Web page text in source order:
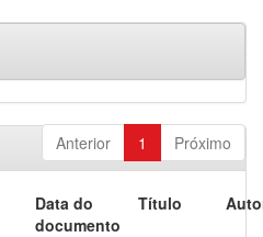
Anterior 1 Próximo
Data do
documento
Título